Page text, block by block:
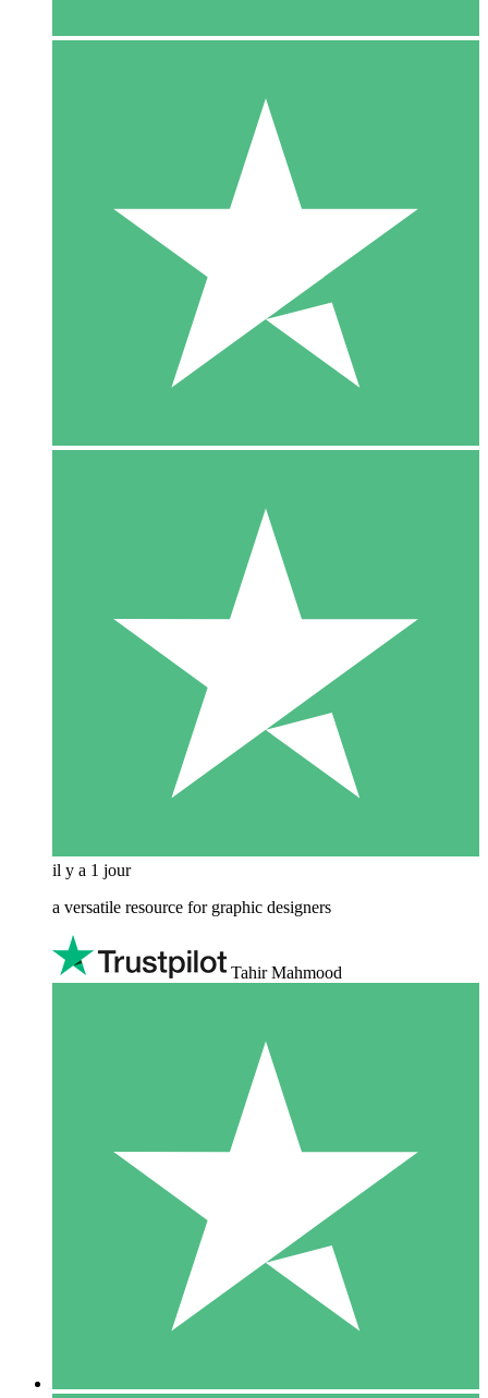
il y a 1 jour
a versatile resource for graphic designers
Tahir Mahmood